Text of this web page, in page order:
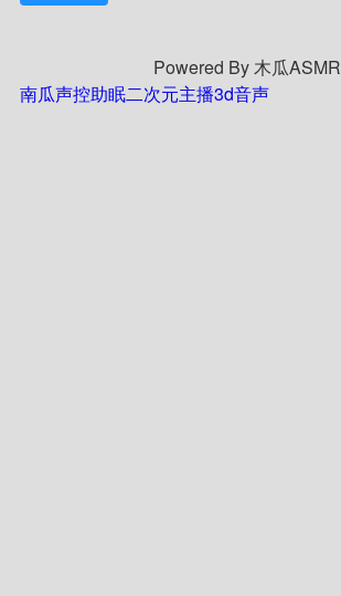
Powered By 木瓜ASMR
南瓜声控助眠二次元主播3d音声